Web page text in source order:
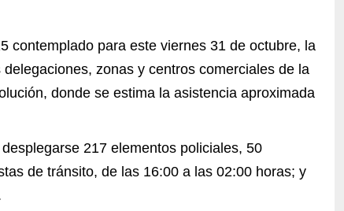
contemplado para este viernes 31 de octubre, la
zonas y centros comerciales de la
donde se estima la asistencia aproximada
217 elementos policiales, 50
de tránsito, de las 16:00 a las 02:00 horas; y